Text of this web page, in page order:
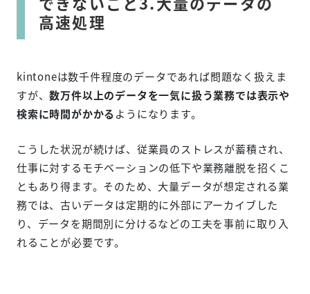
高速処理
kintoneは数千件程度のデータであれば問題なく扱えま
すが、数万件以上のデータを一気に扱う業務では表示や
検索に時間がかかる ようになります。
こうした状況が続けば、従業員のストレスが蓄積され、
仕事に対するモチベーションの低下や業務離脱を招くこ
ともあり得ます。そのため、大量データが想定される業
務では、古いデータは定期的に外部にアーカイブした
り、データを期間別に分けるなどの工夫を事前に取り入
れることが必要です。